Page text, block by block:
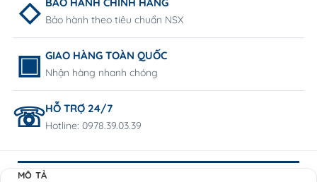
BẢO HÀNH CHÍNH HÃNG
Bảo hành theo tiêu chuẩn NSX
GIAO HÀNG TOÀN QUỐC
Nhận hàng nhanh chóng
HỖ TRỢ 24/7
Hotline: 0978.39.03.39
MÔ TẢ